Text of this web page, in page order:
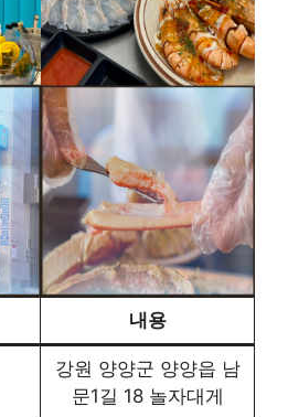
내용
강원 양양군 양양읍 남
문1길 18 놀자대게